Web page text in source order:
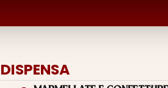
DISPENSA